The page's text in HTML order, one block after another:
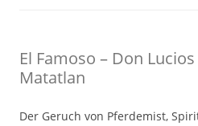
El Famoso – Don
Matatlan
Der Geruch von Pferdemist,